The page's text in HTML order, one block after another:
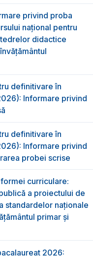
privind proba
național pentru
didactice
definitivare în
Informare privind
definitivare în
Informare privind
probei scrise
curriculare:
a proiectului de
standardelor naționale
primar și
2026: